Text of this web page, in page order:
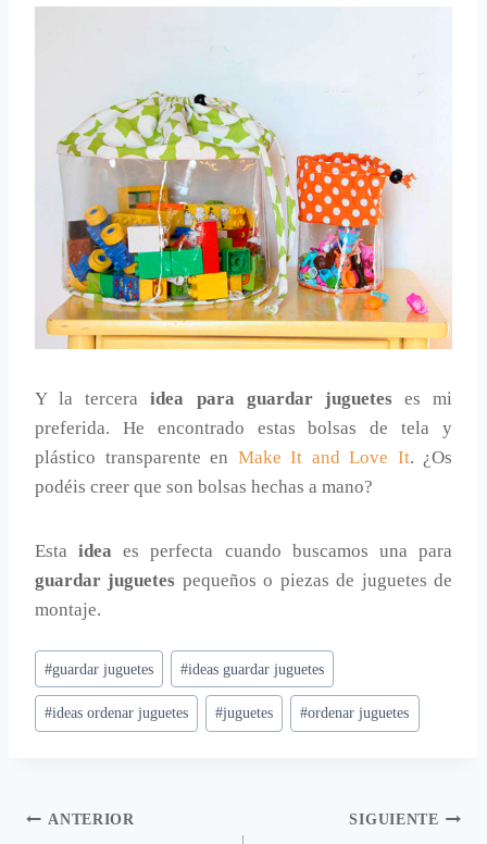
Y la terceraidea para guardar jugueteses mi
preferida. He encontrado estas bolsas de tela y
plástico transparente en Make It and Love It. ¿Os
podéis creer que son bolsas hechas a mano?
Estaidea es perfecta cuando buscamos una para
guardar juguetes pequeños o piezas de juguetes de
montaje.
Etiquetas
de
la
#guardar juguetes #ideas guardar juguetes
#ideas ordenar juguetes #juguetes #ordenar juguetes
Navegación
ANTERIOR SIGUIENTE